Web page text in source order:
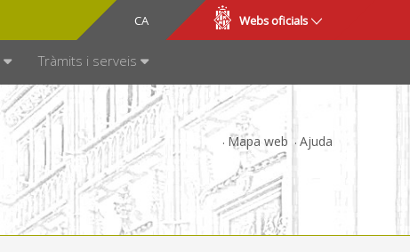
CA
ES Webs oficials
Tràmits i serveis
Mapa web Ajuda